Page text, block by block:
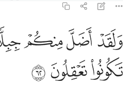
ولقد اضل منكم جبلا كثيرا افلم تكونوا
وَلَقَدْ أَضَلَّ مِنكُمْ جِبِلًّۭا كَثِيرًا ۖ أَفَلَمْ
ﱺ ﱻﱼ
ﲁﲂﲃ